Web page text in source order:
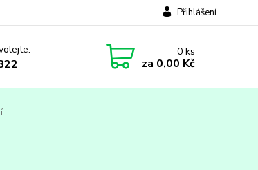
Přihlášení
0ks
za 0,00 Kč